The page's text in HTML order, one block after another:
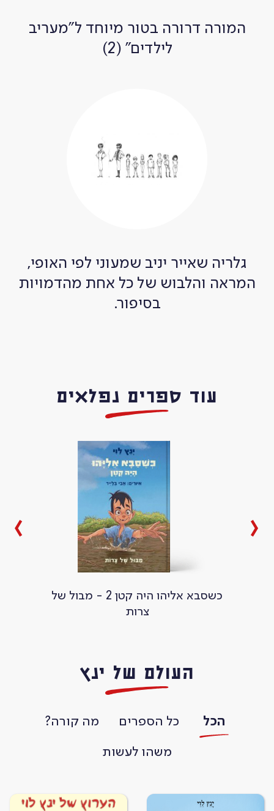
המורה דרורה בטור מיוחד ל"מעריב
לילדים" (2)
גלריה שאייר יניב שמעוני לפי האופי,
המראה והלבוש של כל אחת מהדמויות
בסיפור.
עוד ספרים נפלאים
כשסבא אליהו היה קטן 2 - מבול של
הרפתקאות דוד אריה
העולם של ינץ
הכל כל הספרים מה קורה?
משהו לעשות